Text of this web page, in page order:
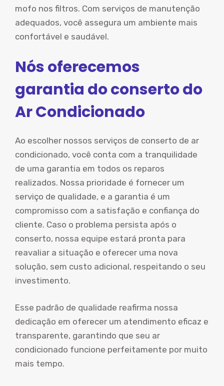
mofo nos filtros. Com serviços de manutenção
adequados, você assegura um ambiente mais
confortável e saudável.
Nós oferecemos
garantia do conserto do
Ar Condicionado
Ao escolher nossos serviços de conserto de ar
condicionado, você conta com a tranquilidade
de uma garantia em todos os reparos
realizados. Nossa prioridade é fornecer um
serviço de qualidade, e a garantia é um
compromisso com a satisfação e confiança do
cliente. Caso o problema persista após o
conserto, nossa equipe estará pronta para
reavaliar a situação e oferecer uma nova
solução, sem custo adicional, respeitando o seu
investimento.
Esse padrão de qualidade reafirma nossa
dedicação em oferecer um atendimento eficaz e
transparente, garantindo que seu ar
condicionado funcione perfeitamente por muito
mais tempo.